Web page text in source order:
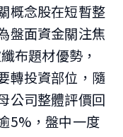
概念股在短暫整
盤面資金關注焦
布題材優勢，
轉投資部位，隨
公司整體評價回
5%，盤中一度